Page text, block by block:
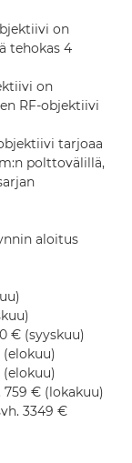
on
tehokas 4
on
RF-objektiivi
tarjoaa
polttovälillä,
aloitus
€ (syyskuu)
(elokuu)
(elokuu)
759 € (lokakuu)
3349 €